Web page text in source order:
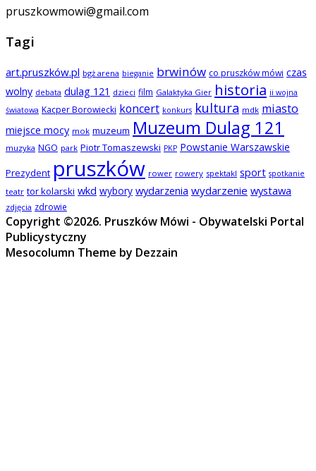
pruszkowmowi@gmail.com
Tagi
art.pruszków.pl bgż arena bieganie brwinów co pruszków mówi czas
wolny debata dulag 121 dzieci film Galaktyka Gier historia ii wojna
światowa Kacper Borowiecki koncert konkurs kultura mdk miasto
miejsce mocy mok muzeum Muzeum Dulag 121
muzyka NGO park Piotr Tomaszewski PKP Powstanie Warszawskie
Prezydent pruszków rower rowery spektakl sport spotkanie
teatr tor kolarski wkd wybory wydarzenia wydarzenie wystawa
zdjęcia zdrowie
Copyright ©2026. Pruszków Mówi - Obywatelski Portal
Publicystyczny
Mesocolumn Theme by Dezzain